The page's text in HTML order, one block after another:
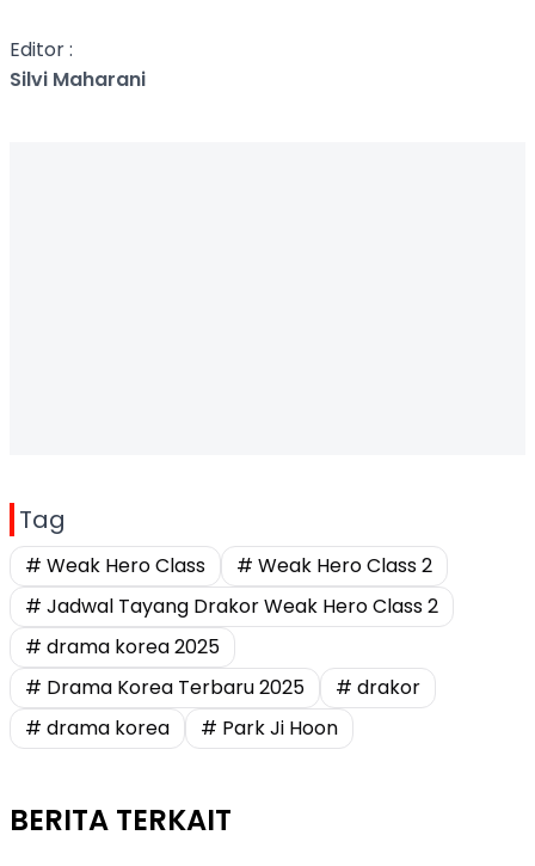
Editor :
Silvi Maharani
Tag
# Weak Hero Class
# Weak Hero Class 2
# Jadwal Tayang Drakor Weak Hero Class 2
# drama korea 2025
# Drama Korea Terbaru 2025
# drakor
# drama korea
# Park Ji Hoon
BERITA TERKAIT